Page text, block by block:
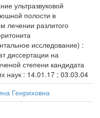
ультразвуковой
полости в
лечении разлитого
исследование) :
диссертации на
степени кандидата
наук : 14.01.17 ; 03.03.04
Генриховна